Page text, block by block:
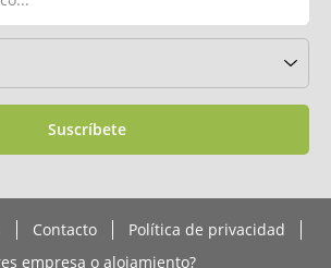
Suscríbete
Contacto
Política de privacidad
empresa o alojamiento?